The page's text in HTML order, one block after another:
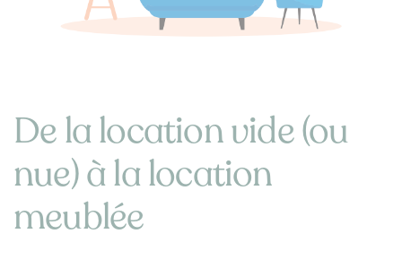
De la location vide (ou
nue) à la location
meublée